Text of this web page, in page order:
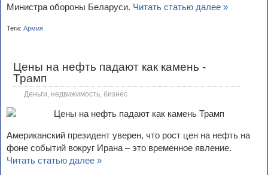
Министра обороны Беларуси. Читать статью далее »
Теги: Армия
Цены на нефть падают как камень -
Трамп
Деньги, недвижимость, бизнес
Американский президент уверен, что рост цен на нефть на
фоне событий вокруг Ирана – это временное явление.
Читать статью далее »